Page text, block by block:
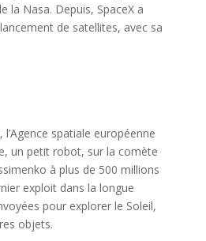
la Nasa. Depuis, SpaceX a
de satellites, avec sa
spatiale européenne
un petit robot, sur la comète
à plus de 500 millions
exploit dans la longue
pour explorer le Soleil,
objets.